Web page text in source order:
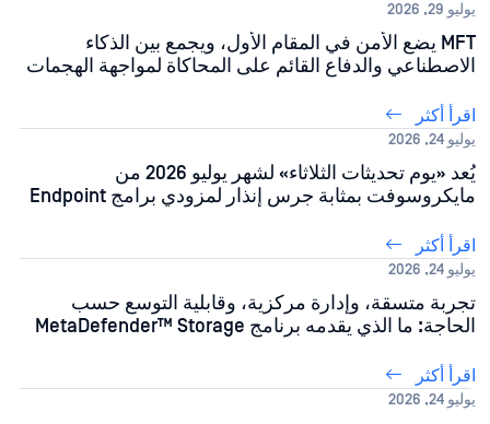
يوليو 29, 2026
MFT يضع الأمن في المقام الأول، ويجمع بين الذكاء
الاصطناعي والدفاع القائم على المحاكاة لمواجهة الهجمات
اقرأ أكثر
يوليو 24, 2026
يُعد «يوم تحديثات الثلاثاء» لشهر يوليو 2026 من
مايكروسوفت بمثابة جرس إنذار لمزودي برامج Endpoint
اقرأ أكثر
يوليو 24, 2026
تجربة متسقة، وإدارة مركزية، وقابلية التوسع حسب
الحاجة: ما الذي يقدمه برنامج MetaDefender™ Storage
اقرأ أكثر
يوليو 24, 2026